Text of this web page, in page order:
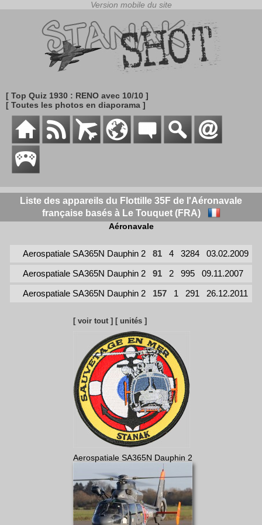
[ Top Quiz 1930 : RENO avec 10/10 ]
[ Toutes les photos en diaporama ]
Liste des appareils du Flottille 35F de l'Aéronavale
française basés à Le Touquet (FRA)
Aéronavale
Aerospatiale SA365N Dauphin 2 81 4 3284
03.02.2009
Aerospatiale SA365N Dauphin 2
91 2 995
09.11.2007
Aerospatiale SA365N Dauphin 2
157 1 291 26.12.2011
[ voir tout ] [ unités ]
Aerospatiale SA365N Dauphin 2